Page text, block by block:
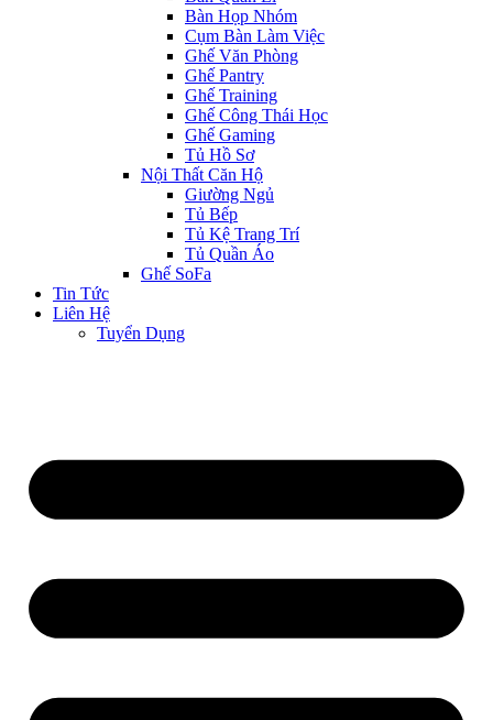
Bàn Họp Nhóm
Cụm Bàn Làm Việc
Ghế Văn Phòng
Ghế Pantry
Ghế Training
Ghế Công Thái Học
Ghế Gaming
Tủ Hồ Sơ
Nội Thất Căn Hộ
Giường Ngủ
Tủ Bếp
Tủ Kệ Trang Trí
Tủ Quần Áo
Ghế SoFa
Tin Tức
Liên Hệ
Tuyển Dụng